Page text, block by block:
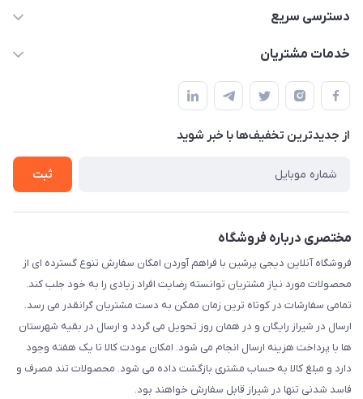
09172138137
دسترسی سریع
حساب کاربری
لیست محصولات
درباره ما
خدمات مشتریان
قوانین و مقررات
حریم خصوصی
راهنما
از جدید‌ترین تخفیف‌ها با‌ خبر شوید
ثبت
مختصری درباره فروشگاه
فروشگاه آنلاین دیجی پرشین با فراهم آوردن امکان سفارش تنوع گسترده ای از
محصولات مورد نیاز مشتریان توانسته رضایت افراد زیادی را به خود جلب کند.
تمامی سفارشات در کوتاه ترین زمان ممکن به دست مشتریان گرانقدر می رسد.
ارسال در شیراز رایگان و در همان روز تحویل می گردد و ارسال در بقیه شهرستان
ها با پرداخت هزینه ارسال انجام می شود. امکان عودت کالا تا یک هفته وجود
دارد و مبلغ کالا به حساب مشتری بازگشت داده می شود. محصولات تند مصرف و
فاسد شدنی تنها در شیراز قابل سفارش خواهند بود.